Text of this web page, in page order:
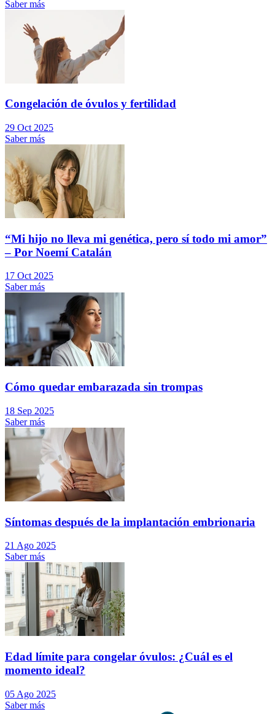
Saber más
Congelación de óvulos y fertilidad
29 Oct 2025
Saber más
“Mi hijo no lleva mi genética, pero sí todo mi amor”
– Por Noemí Catalán
17 Oct 2025
Saber más
Cómo quedar embarazada sin trompas
18 Sep 2025
Saber más
Síntomas después de la implantación embrionaria
21 Ago 2025
Saber más
Edad límite para congelar óvulos: ¿Cuál es el
momento ideal?
05 Ago 2025
Saber más